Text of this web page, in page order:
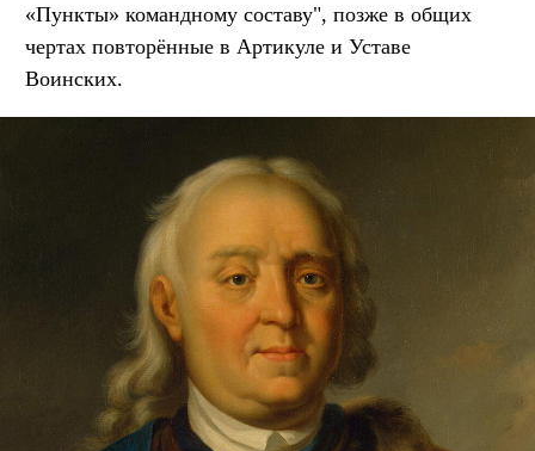
«Пункты» командному составу", позже в общих
чертах повторённые в Артикуле и Уставе
Воинских.